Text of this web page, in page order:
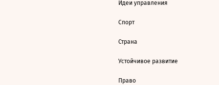
Идеи управления
Спорт
Страна
Устойчивое развитие
Право